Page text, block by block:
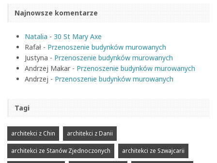
Najnowsze komentarze
Natalia - 30 St Mary Axe
Rafał - Przenoszenie budynków murowanych
Justyna - Przenoszenie budynków murowanych
Andrzej Makar - Przenoszenie budynków murowanych
Andrzej - Przenoszenie budynków murowanych
Tagi
architekci z Chin architekci z Danii
architekci ze Stanów Zjednoczonych architekci ze Szwajcarii